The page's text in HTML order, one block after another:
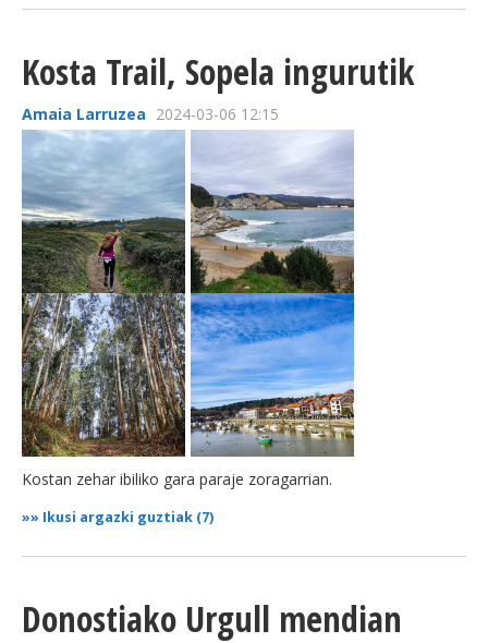
Kosta Trail, Sopela ingurutik
Amaia Larruzea 2024-03-06 12:15
Kostan zehar ibiliko gara paraje zoragarrian.
»» Ikusi argazki guztiak (7)
Donostiako Urgull mendian